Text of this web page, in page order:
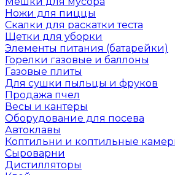
Ножи для пиццы
Скалки для раскатки теста
Щетки для уборки
Элементы питания (батарейки)
Горелки газовые и баллоны
Газовые плиты
Для сушки пыльцы и фруков
Продажа пчел
Весы и кантеры
Оборудование для посева
Автоклавы
Коптильни и коптильные
Сыроварни
Дистилляторы